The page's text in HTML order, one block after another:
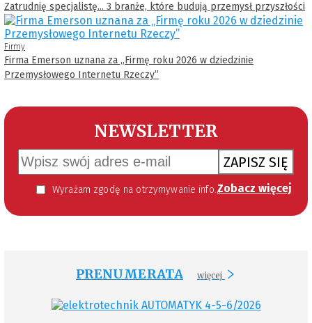
Zatrudnię specjalistę... 3 branże, które budują przemysł przyszłości
Firmy
Firma Emerson uznana za „Firmę roku 2026 w dziedzinie
Przemysłowego Internetu Rzeczy”
NEWSLETTER
ZAPISZ SIĘ
Wyrażam zgodę na otrzymywanie informacji handlowej kierowanej do mnie za pomocą środków komunikacji elektronicznej w szczególności poczty elektronicznej zgodnie z przepisem art. 10 ust 2 ustawy z dnia 18 lipca 2002 roku o świadczeniu usług drogą elektroniczną (Dz. U. 144 z 2002 r. poz. 1204). Zgoda jest dobrowolna, jednak jej wyrażenie jest konieczne, aby otrzymywać newsletter. Zobacz więcej
PRENUMERATA więcej